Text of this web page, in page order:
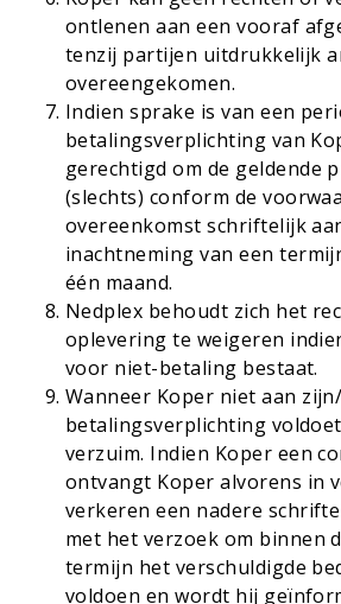
ontlenen aan een vooraf
tenzij partijen uitdrukkelijk
overeengekomen.
Indien sprake is van een
betalingsverplichting van
gerechtigd om de geldende
(slechts) conform de
overeenkomst schriftelijk
inachtneming van een
één maand.
Nedplex behoudt zich het
oplevering te weigeren
voor niet-betaling bestaat.
Wanneer Koper niet aan
betalingsverplichting
verzuim. Indien Koper een
ontvangt Koper alvorens in
verkeren een nadere
met het verzoek om binnen
termijn het verschuldigde
voldoen en wordt hij